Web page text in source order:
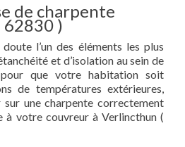
de charpente
)
l’un des éléments les plus
et d’isolation au sein de
que votre habitation soit
de températures extérieures,
une charpente correctement
à votre couvreur à Verlincthun (